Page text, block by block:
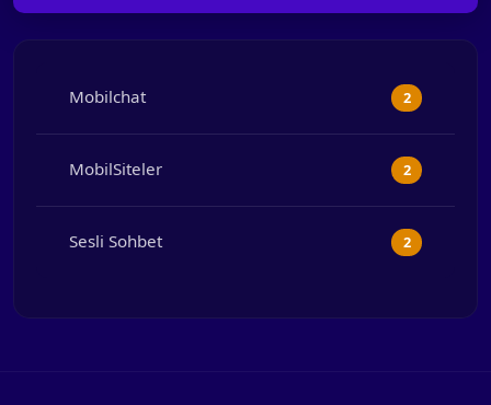
Mobilchat 2
MobilSiteler 2
Sesli Sohbet 2